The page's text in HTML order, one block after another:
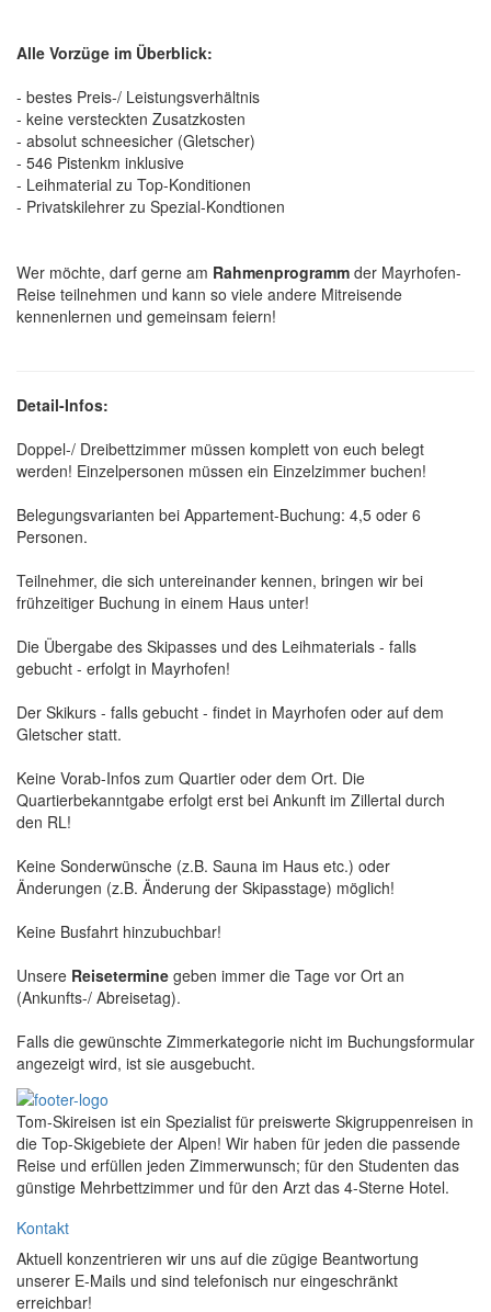
Alle Vorzüge im Überblick:
- bestes Preis-/ Leistungsverhältnis
- keine versteckten Zusatzkosten
- absolut schneesicher (Gletscher)
- 546 Pistenkm inklusive
- Leihmaterial zu Top-Konditionen
- Privatskilehrer zu Spezial-Kondtionen
Wer möchte, darf gerne am Rahmenprogramm der Mayrhofen-
Reise teilnehmen und kann so viele andere Mitreisende
kennenlernen und gemeinsam feiern!
Detail-Infos:
Doppel-/ Dreibettzimmer müssen komplett von euch belegt
werden! Einzelpersonen müssen ein Einzelzimmer buchen!
Belegungsvarianten bei Appartement-Buchung: 4,5 oder 6
Personen.
Teilnehmer, die sich untereinander kennen, bringen wir bei
frühzeitiger Buchung in einem Haus unter!
Die Übergabe des Skipasses und des Leihmaterials - falls
gebucht - erfolgt in Mayrhofen!
Der Skikurs - falls gebucht - findet in Mayrhofen oder auf dem
Gletscher statt.
Keine Vorab-Infos zum Quartier oder dem Ort. Die
Quartierbekanntgabe erfolgt erst bei Ankunft im Zillertal durch
den RL!
Keine Sonderwünsche (z.B. Sauna im Haus etc.) oder
Änderungen (z.B. Änderung der Skipasstage) möglich!
Keine Busfahrt hinzubuchbar!
Unsere Reisetermine geben immer die Tage vor Ort an
(Ankunfts-/ Abreisetag).
Falls die gewünschte Zimmerkategorie nicht im Buchungsformular
angezeigt wird, ist sie ausgebucht.
Tom-Skireisen ist ein Spezialist für preiswerte Skigruppenreisen in
die Top-Skigebiete der Alpen! Wir haben für jeden die passende
Reise und erfüllen jeden Zimmerwunsch; für den Studenten das
günstige Mehrbettzimmer und für den Arzt das 4-Sterne Hotel.
Kontakt
Aktuell konzentrieren wir uns auf die zügige Beantwortung
unserer E-Mails und sind telefonisch nur eingeschränkt
erreichbar!